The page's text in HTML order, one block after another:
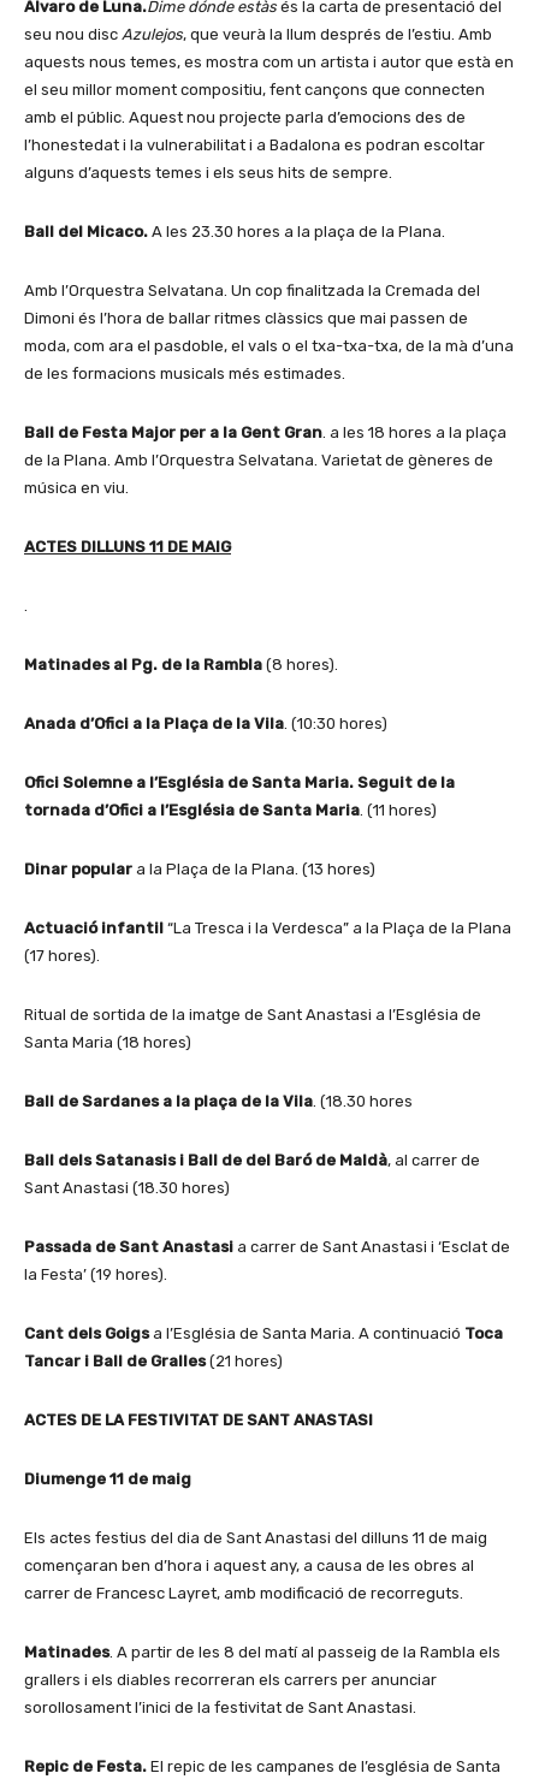
Álvaro de Luna.Dime dónde estàs és la carta de presentació del
seu nou disc Azulejos, que veurà la llum després de l’estiu. Amb
aquests nous temes, es mostra com un artista i autor que està en
el seu millor moment compositiu, fent cançons que connecten
amb el públic. Aquest nou projecte parla d’emocions des de
l’honestedat i la vulnerabilitat i a Badalona es podran escoltar
alguns d’aquests temes i els seus hits de sempre.
Ball del Micaco. A les 23.30 hores a la plaça de la Plana.
Amb l’Orquestra Selvatana. Un cop finalitzada la Cremada del
Dimoni és l’hora de ballar ritmes clàssics que mai passen de
moda, com ara el pasdoble, el vals o el txa-txa-txa, de la mà d’una
de les formacions musicals més estimades.
Ball de Festa Major per a la Gent Gran. a les 18 hores a la plaça
de la Plana. Amb l’Orquestra Selvatana. Varietat de gèneres de
música en viu.
ACTES DILLUNS 11 DE MAIG
.
Matinades al Pg. de la Rambla (8 hores).
Anada d’Ofici a la Plaça de la Vila. (10:30 hores)
Ofici Solemne a l’Església de Santa Maria. Seguit de la
tornada d’Ofici a l’Església de Santa Maria. (11 hores)
Dinar popular a la Plaça de la Plana. (13 hores)
Actuació infantil “La Tresca i la Verdesca” a la Plaça de la Plana
(17 hores).
Ritual de sortida de la imatge de Sant Anastasi a l’Església de
Santa Maria (18 hores)
Ball de Sardanes a la plaça de la Vila. (18.30 hores
Ball dels Satanasis i Ball de del Baró de Maldà, al carrer de
Sant Anastasi (18.30 hores)
Passada de Sant Anastasi a carrer de Sant Anastasi i ‘Esclat de
la Festa’ (19 hores).
Cant dels Goigsa l’Església de Santa Maria. A continuació Toca
Tancar i Ball de Gralles(21 hores)
ACTES DE LA FESTIVITAT DE SANT ANASTASI
Diumenge 11 de maig
Els actes festius del dia de Sant Anastasi del dilluns 11 de maig
començaran ben d’hora i aquest any, a causa de les obres al
carrer de Francesc Layret, amb modificació de recorreguts.
Matinades. A partir de les 8 del matí al passeig de la Rambla els
grallers i els diables recorreran els carrers per anunciar
sorollosament l’inici de la festivitat de Sant Anastasi.
Repic de Festa. El repic de les campanes de l’església de Santa